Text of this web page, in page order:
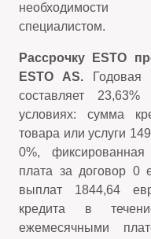
необходимости
специалистом.
Рассрочку ESTO
ESTO AS. Годовая
составляет
условиях: сумма
товара или услуги
0%,
плата за договор 0
выплат 1844,64
кредита в
ежемесячными